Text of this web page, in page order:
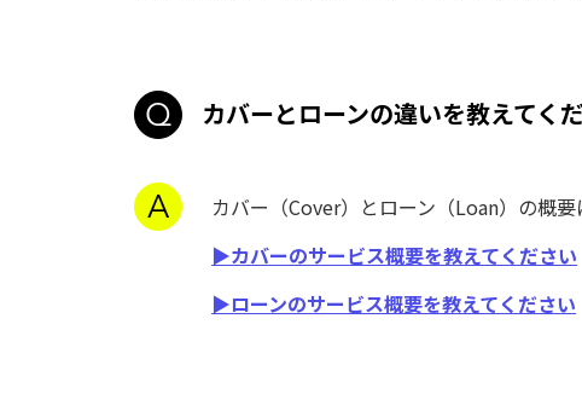
カバーとローンの違いを教えてく
カバー（Cover）とローン（Loan）の概
▶カバーのサービス概要を教えてください
▶ローンのサービス概要を教えてください